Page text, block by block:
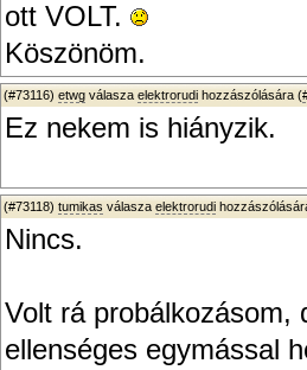
ott VOLT.
Köszönöm.
(#73116) etwg válasza elektrorudi hozzászólására (
Ez nekem is hiányzik.
(#73118) tumikas válasza elektrorudi
Nincs.
Volt rá probálkozásom,
ellenséges egymással